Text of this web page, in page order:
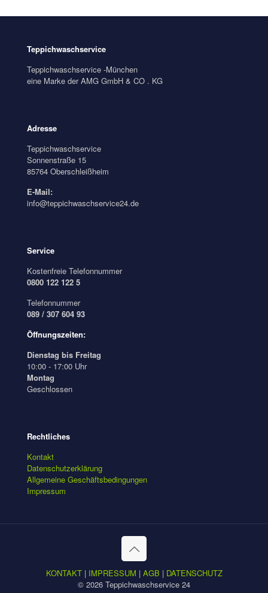
Teppichwaschservice
Teppichwaschservice -München
eine Marke der AMG GmbH & CO . KG
Adresse
Teppichwaschservice
Sonnenstraße 15
85764 Oberschleißheim
E-Mail:
info@teppichwaschservice24.de
Service
Kostenfreie Telefonnummer
0800 122 122 5
Telefonnummer
089 / 307 604 93
Öffnungszeiten:
Dienstag bis Freitag
10:00 - 17:00 Uhr
Montag
Geschlossen
Rechtliches
Kontakt
Datenschutzerklärung
Allgemeine Geschäftsbedingungen
Impressum
KONTAKT| IMPRESSUM | AGB | DATENSCHUTZ
© 2026 Teppichwaschservice 24